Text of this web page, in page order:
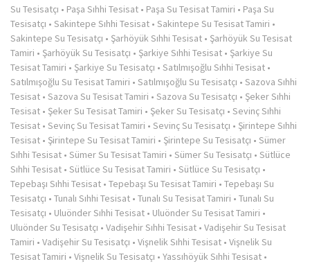
Su Tesisatçı • Paşa Sıhhi Tesisat • Paşa Su Tesisat Tamiri • Paşa Su
Tesisatçı • Sakintepe Sıhhi Tesisat • Sakintepe Su Tesisat Tamiri •
Sakintepe Su Tesisatçı • Şarhöyük Sıhhi Tesisat • Şarhöyük Su Tesisat
Tamiri • Şarhöyük Su Tesisatçı • Şarkiye Sıhhi Tesisat • Şarkiye Su
Tesisat Tamiri • Şarkiye Su Tesisatçı • Satılmışoğlu Sıhhi Tesisat •
Satılmışoğlu Su Tesisat Tamiri • Satılmışoğlu Su Tesisatçı • Sazova Sıhhi
Tesisat • Sazova Su Tesisat Tamiri • Sazova Su Tesisatçı • Şeker Sıhhi
Tesisat • Şeker Su Tesisat Tamiri • Şeker Su Tesisatçı • Sevinç Sıhhi
Tesisat • Sevinç Su Tesisat Tamiri • Sevinç Su Tesisatçı • Şirintepe Sıhhi
Tesisat • Şirintepe Su Tesisat Tamiri • Şirintepe Su Tesisatçı • Sümer
Sıhhi Tesisat • Sümer Su Tesisat Tamiri • Sümer Su Tesisatçı • Sütlüce
Sıhhi Tesisat • Sütlüce Su Tesisat Tamiri • Sütlüce Su Tesisatçı •
Tepebaşı Sıhhi Tesisat • Tepebaşı Su Tesisat Tamiri • Tepebaşı Su
Tesisatçı • Tunalı Sıhhi Tesisat • Tunalı Su Tesisat Tamiri • Tunalı Su
Tesisatçı • Uluönder Sıhhi Tesisat • Uluönder Su Tesisat Tamiri •
Uluönder Su Tesisatçı • Vadişehir Sıhhi Tesisat • Vadişehir Su Tesisat
Tamiri • Vadişehir Su Tesisatçı • Vişnelik Sıhhi Tesisat • Vişnelik Su
Tesisat Tamiri • Vişnelik Su Tesisatçı • Yassıhöyük Sıhhi Tesisat •